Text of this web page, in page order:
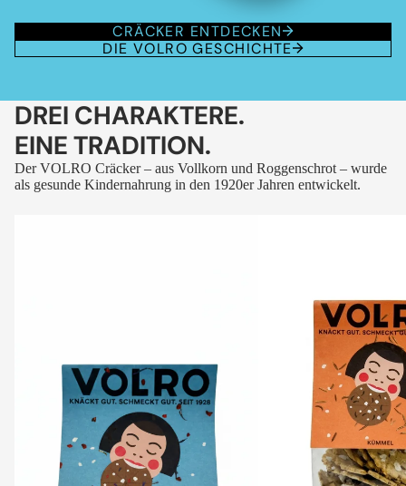
CRÄCKER ENTDECKEN
DIE VOLRO GESCHICHTE
DREI CHARAKTERE.
EINE TRADITION.
Der VOLRO Cräcker – aus Vollkorn und Roggenschrot – wurde
als gesunde Kindernahrung in den 1920er Jahren entwickelt.